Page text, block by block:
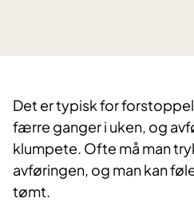
Det er typisk for
færre ganger i uken, og
klumpete. Ofte må man
avføringen, og man kan
tømt.